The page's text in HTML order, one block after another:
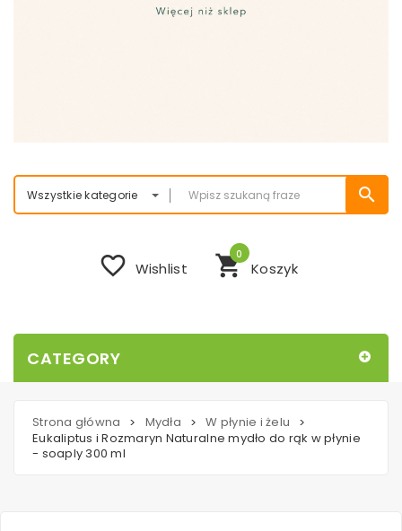
Wszystkie kategorie search
shopping_cart Koszyk
0
favorite_border Wishlist
CATEGORY
Strona główna > Mydła > W płynie i żelu
>
Eukaliptus i Rozmaryn Naturalne mydło do rąk w płynie
- soaply 300 ml